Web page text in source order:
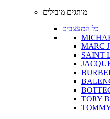
מותגים מובילים
כל המעצבים
MARC
SAINT
TORY